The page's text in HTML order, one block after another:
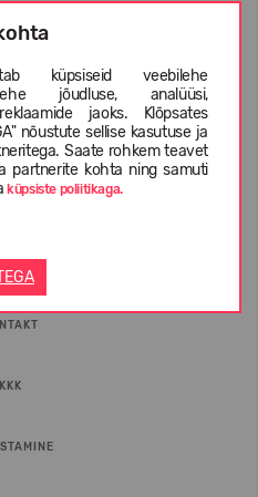
küpsiseid veebilehe
jõudluse, analüüsi,
jaoks. Klõpsates
nõustute sellise kasutuse ja
Saate rohkem teavet
partnerite kohta ning samuti
küpsiste poliitikaga.
KKK